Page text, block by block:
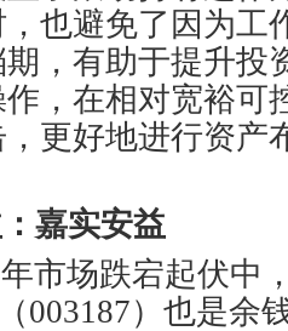
也避免了因为工
，有助于提升投
，在相对宽裕可
更好地进行资产
嘉实安益
市场跌宕起伏中
003187）也是余